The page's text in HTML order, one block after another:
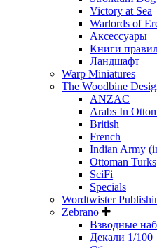
Victory at Sea
Warlords of
Аксессуары
Книги
Ландшафт
Warp Miniatures
The Woodbine
ANZAC
Arabs In
British
French
Indian Army
Ottoman Turks
SciFi
Specials
Wordtwister
Zebrano
Взводные
Декали 1/100